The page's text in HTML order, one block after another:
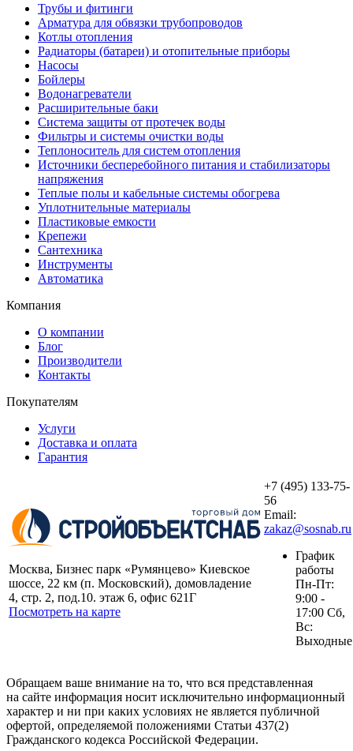
Трубы и фитинги
Арматура для обвязки трубопроводов
Котлы отопления
Радиаторы (батареи) и отопительные приборы
Насосы
Бойлеры
Водонагреватели
Расширительные баки
Система защиты от протечек воды
Фильтры и системы очистки воды
Теплоноситель для систем отопления
Источники бесперебойного питания и стабилизаторы
напряжения
Теплые полы и кабельные системы обогрева
Уплотнительные материалы
Пластиковые емкости
Крепежи
Сантехника
Инструменты
Автоматика
Компания
О компании
Блог
Производители
Контакты
Покупателям
Услуги
Доставка и оплата
Гарантия
Москва, Бизнес парк «Румянцево» Киевское
шоссе, 22 км (п. Московский), домовладение
4, стр. 2, под.10. этаж 6, офис 621Г
Посмотреть на карте
+7 (495) 133-75-
56
Email:
zakaz@sosnab.ru
График
работы
Пн-Пт:
9:00 -
17:00 Сб,
Вс:
Выходные
Обращаем ваше внимание на то, что вся представленная
на сайте информация носит исключительно информационный
характер и ни при каких условиях не является публичной
офертой, определяемой положениями Статьи 437(2)
Гражданского кодекса Российской Федерации.